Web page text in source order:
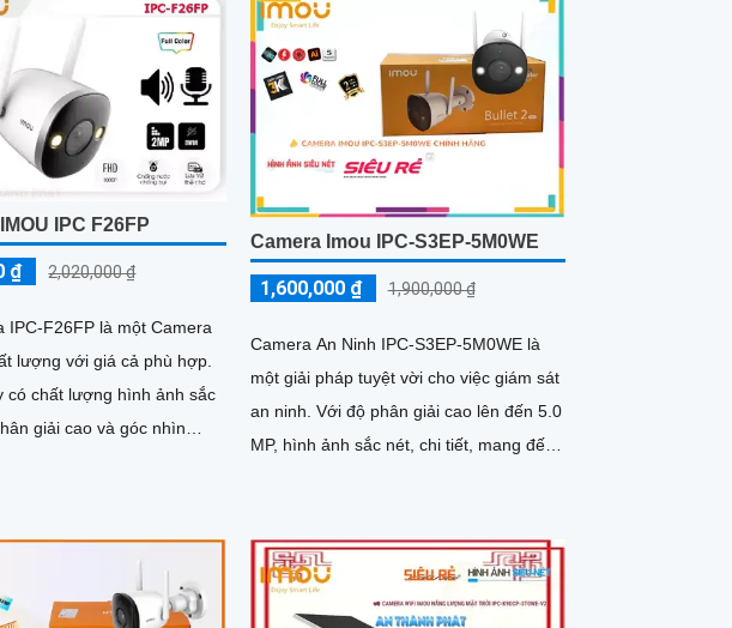
IPC F26FP
₫ 2,020,000 ₫
IPC-F26FP là một Camera
lượng với giá cả phù hợp.
có chất lượng hình ảnh sắc
giải cao và góc nhìn
Camera Imou IPC-S3EP-5M0WE
1,600,000 ₫ 1,900,000 ₫
Camera An Ninh IPC-S3EP-5M0WE là
một giải pháp tuyệt vời cho việc giám sát
an ninh. Với độ phân giải cao lên đến 5.0
MP, hình ảnh sắc nét, chi tiết, mang đến